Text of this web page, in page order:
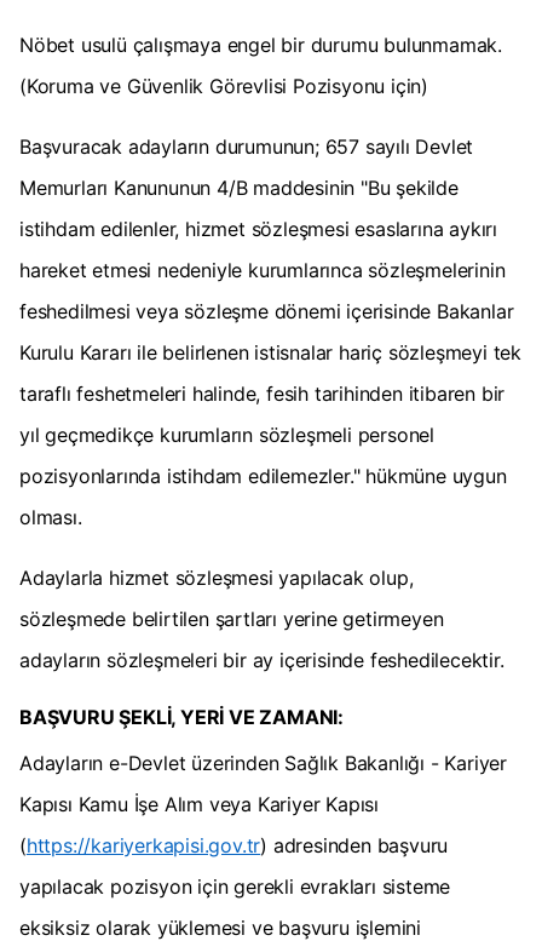
Nöbet usulü çalışmaya engel bir durumu bulunmamak.
(Koruma ve Güvenlik Görevlisi Pozisyonu için)
Başvuracak adayların durumunun; 657 sayılı Devlet
Memurları Kanununun 4/B maddesinin "Bu şekilde
istihdam edilenler, hizmet sözleşmesi esaslarına aykırı
hareket etmesi nedeniyle kurumlarınca sözleşmelerinin
feshedilmesi veya sözleşme dönemi içerisinde Bakanlar
Kurulu Kararı ile belirlenen istisnalar hariç sözleşmeyi tek
taraflı feshetmeleri halinde, fesih tarihinden itibaren bir
yıl geçmedikçe kurumların sözleşmeli personel
pozisyonlarında istihdam edilemezler." hükmüne uygun
olması.
Adaylarla hizmet sözleşmesi yapılacak olup,
sözleşmede belirtilen şartları yerine getirmeyen
adayların sözleşmeleri bir ay içerisinde feshedilecektir.
BAŞVURU ŞEKLİ, YERİ VE ZAMANI:
Adayların e-Devlet üzerinden Sağlık Bakanlığı - Kariyer
Kapısı Kamu İşe Alım veya Kariyer Kapısı
(https://kariyerkapisi.gov.tr) adresinden başvuru
yapılacak pozisyon için gerekli evrakları sisteme
eksiksiz olarak yüklemesi ve başvuru işlemini